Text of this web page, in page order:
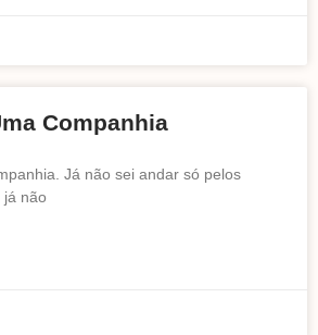
Companhia
Já não sei andar só pelos
já não